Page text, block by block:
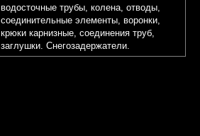
водосточные трубы, колена, отводы,
соединительные элементы, воронки,
крюки карнизные, соединения труб,
заглушки. Снегозадержатели.